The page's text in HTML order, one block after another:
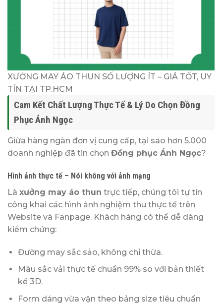
XƯỞNG MAY ÁO THUN SỐ LƯỢNG ÍT – GIÁ TỐT, UY
TÍN TẠI TP.HCM
Cam Kết Chất Lượng Thực Tế & Lý Do Chọn Đồng
Phục Ánh Ngọc
Giữa hàng ngàn đơn vị cung cấp, tại sao hơn 5.000
doanh nghiệp đã tin chọn Đồng phục Ánh Ngọc?
Hình ảnh thực tế – Nói không với ảnh mạng
Là xưởng may áo thun trực tiếp, chúng tôi tự tin
công khai các hình ảnh nghiệm thu thực tế trên
Website và Fanpage. Khách hàng có thể dễ dàng
kiểm chứng:
Đường may sắc sảo, không chỉ thừa.
Màu sắc vải thực tế chuẩn 99% so với bản thiết
kế 3D.
Form dáng vừa vặn theo bảng size tiêu chuẩn